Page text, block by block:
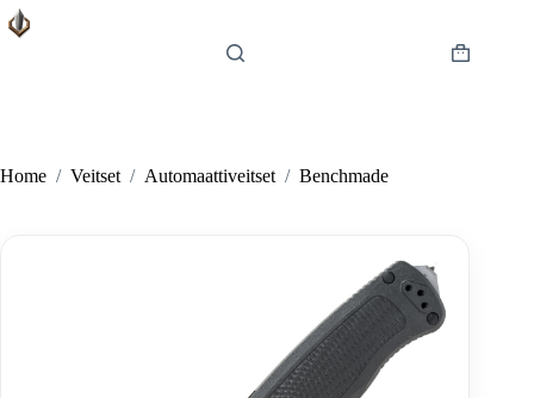
Skip
to
Shopping
Home / Veitset / Automaattiveitset / Benchmade